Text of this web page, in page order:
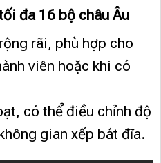
đa 16 bộ châu Âu
rãi, phù hợp cho
viên hoặc khi có
có thể điều chỉnh độ
gian xếp bát đĩa.